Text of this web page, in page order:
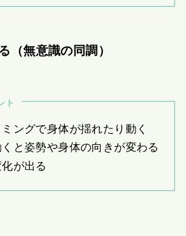
（無意識の同調）
ト
ングで身体が揺れたり動く
と姿勢や身体の向きが変わる
が出る